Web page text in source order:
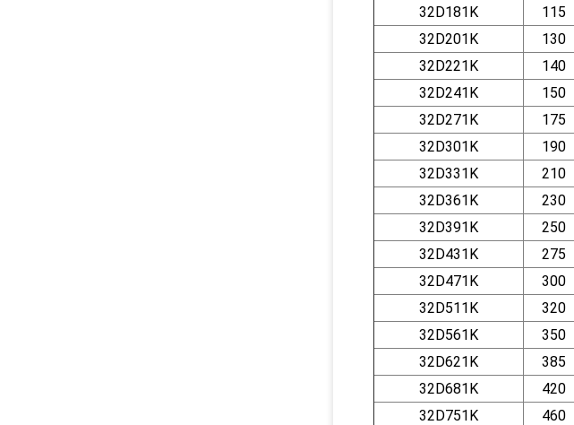
32D181K
115
32D201K
130
32D221K
140
32D241K
150
32D271K
175
32D301K
190
32D331K
210
32D361K
230
32D391K
250
32D431K
275
32D471K
300
32D511K
320
32D561K
350
32D621K
385
32D681K
420
32D751K
460